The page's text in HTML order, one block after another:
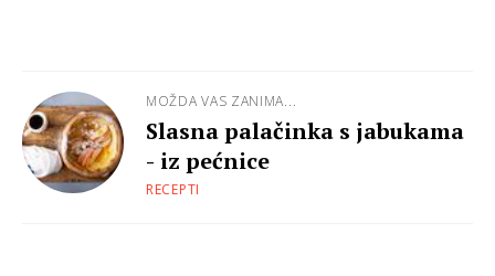
MOŽDA VAS ZANIMA...
Slasna palačinka s jabukama
- iz pećnice
RECEPTI